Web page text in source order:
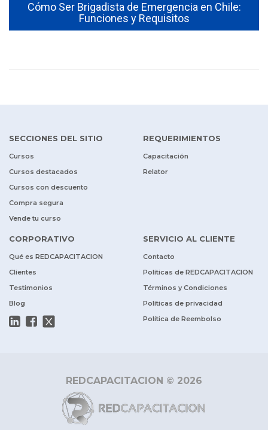
Cómo Ser Brigadista de Emergencia en Chile:
Funciones y Requisitos
SECCIONES DEL SITIO
Cursos
Cursos destacados
Cursos con descuento
Compra segura
Vende tu curso
REQUERIMIENTOS
Capacitación
Relator
CORPORATIVO
Qué es REDCAPACITACION
Clientes
Testimonios
Blog
SERVICIO AL CLIENTE
Contacto
Políticas de REDCAPACITACION
Términos y Condiciones
Políticas de privacidad
Política de Reembolso
REDCAPACITACION © 2026